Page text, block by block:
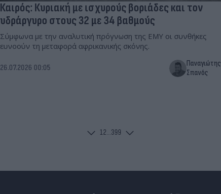
Καιρός: Κυριακή με ισχυρούς βοριάδες και τον
υδράργυρο στους 32 με 34 βαθμούς
Σύμφωνα με την αναλυτική πρόγνωση της ΕΜΥ οι συνθήκες
ευνοούν τη μεταφορά αφρικανικής σκόνης.
26.07.2026 00:05
Παναγιώτης
Σπανός
12...399